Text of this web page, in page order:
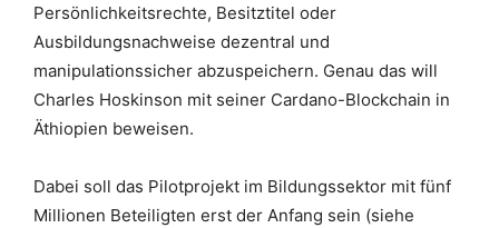
Persönlichkeitsrechte, Besitztitel oder
Ausbildungsnachweise dezentral und
manipulationssicher abzuspeichern. Genau das will
Charles Hoskinson mit seiner Cardano-Blockchain in
Äthiopien beweisen.
Dabei soll das Pilotprojekt im Bildungssektor mit fünf
Millionen Beteiligten erst der Anfang sein (siehe